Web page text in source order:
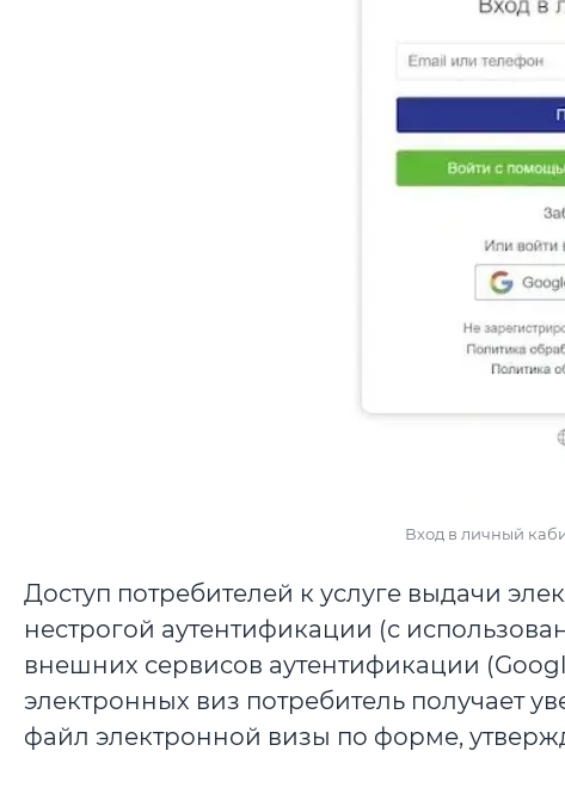
Вход в личный
Доступ потребителей к услуге выдачи
нестрогой аутентификации (с
внешних сервисов аутентификации
электронных виз потребитель получает
файл электронной визы по форме,